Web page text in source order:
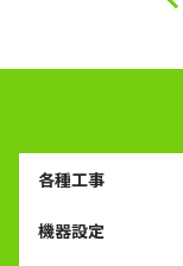
各種工事
機器設定